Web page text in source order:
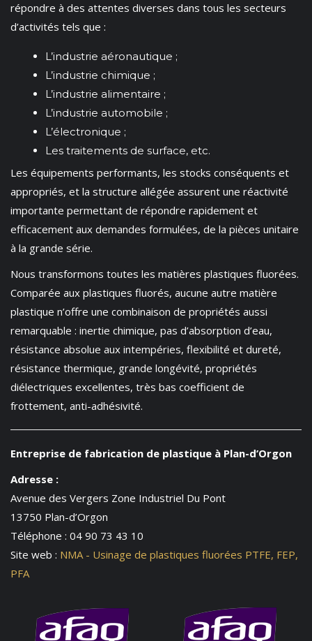
répondre à des attentes diverses dans tous les secteurs
d’activités tels que :
L’industrie aéronautique ;
L’industrie chimique ;
L’industrie alimentaire ;
L’industrie automobile ;
L’électronique ;
Les traitements de surface, etc.
Les équipements performants, les stocks conséquents et
appropriés, et la structure allégée assurent une réactivité
importante permettant de répondre rapidement et
efficacement aux demandes formulées, de la pièces unitaire
à la grande série.
Nous transformons toutes les matières plastiques fluorées.
Comparée aux plastiques fluorés, aucune autre matière
plastique n’offre une combinaison de propriétés aussi
remarquable : inertie chimique, pas d’absorption d’eau,
résistance absolue aux intempéries, flexibilité et dureté,
résistance thermique, grande longévité, propriétés
diélectriques excellentes, très bas coefficient de
frottement, anti-adhésivité.
Entreprise de fabrication de plastique à Plan-d’Orgon
Adresse :
Avenue des Vergers Zone Industriel Du Pont
13750 Plan-d’Orgon
Téléphone : 04 90 73 43 10
Site web : NMA - Usinage de plastiques fluorées PTFE, FEP,
PFA